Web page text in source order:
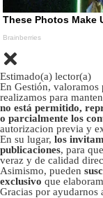
Estimado(a) lector(a)
En Gestión,
realizamos para
no está permitido,
o parcialmente los
autorizacion previa y
En su lugar, los
publicaciones, para
veraz y de calidad
Asimismo, pueden
exclusivo que
Gracias por ayudarnos